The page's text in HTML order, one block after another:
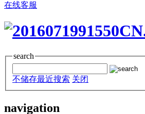
在线客服
search
不储存最近搜索 关闭
navigation